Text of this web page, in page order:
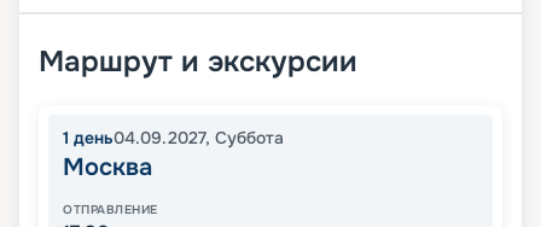
Маршрут и экскурсии
1 день04.09.2027, Суббота
Москва
ОТПРАВЛЕНИЕ